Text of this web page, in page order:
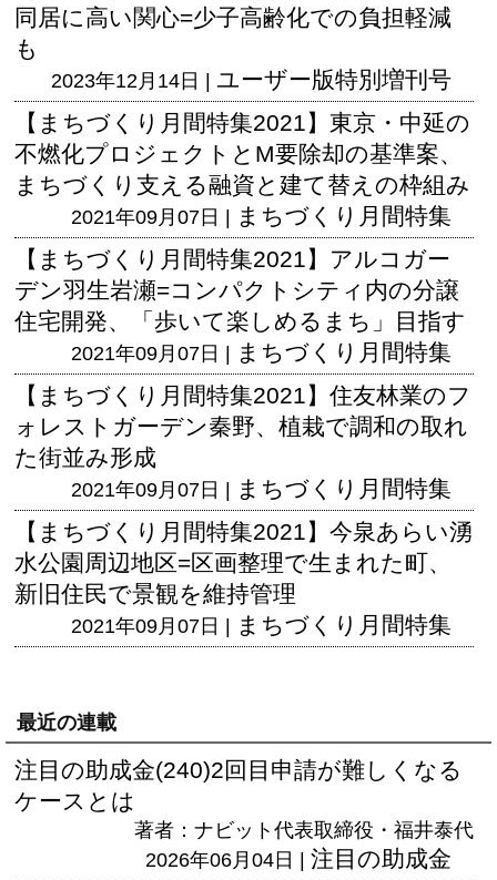
同居に高い関心=少子高齢化での負担軽減
も
2023年12月14日 | ユーザー版特別増刊号
【まちづくり月間特集2021】東京・中延の
不燃化プロジェクトとM要除却の基準案、
まちづくり支える融資と建て替えの枠組み
2021年09月07日 | まちづくり月間特集
【まちづくり月間特集2021】アルコガー
デン羽生岩瀬=コンパクトシティ内の分譲
住宅開発、「歩いて楽しめるまち」目指す
2021年09月07日 | まちづくり月間特集
【まちづくり月間特集2021】住友林業のフ
ォレストガーデン秦野、植栽で調和の取れ
た街並み形成
2021年09月07日 | まちづくり月間特集
【まちづくり月間特集2021】今泉あらい湧
水公園周辺地区=区画整理で生まれた町、
新旧住民で景観を維持管理
2021年09月07日 | まちづくり月間特集
最近の連載
注目の助成金(240)2回目申請が難しくなる
ケースとは
著者：ナビット代表取締役・福井泰代
2026年06月04日 | 注目の助成金